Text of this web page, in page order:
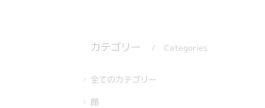
カテゴリー Categories
全てのカテゴリー
顔